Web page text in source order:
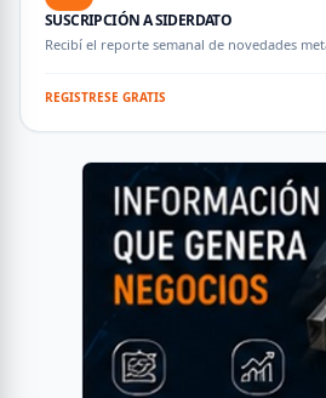
SUSCRIPCIÓN A SIDERDATO
Recibí el reporte semanal de novedades
REGISTRESE GRATIS